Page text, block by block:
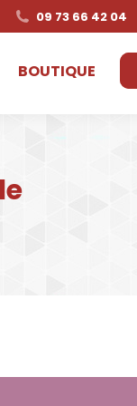
09 73 66 42 04
BOUTIQUE